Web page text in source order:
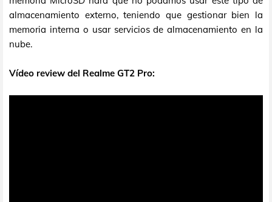
almacenamiento externo, teniendo que gestionar bien la
memoria interna o usar servicios de almacenamiento en la
nube.
Vídeo review del Realme GT2 Pro: